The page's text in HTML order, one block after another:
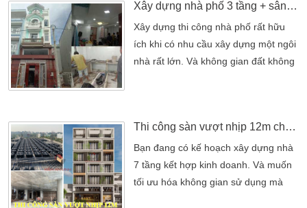
năng sử dụng cũng như cách bố trí
hoàn hảo nhất. Không những thế mà
chi phí xây dựng ngôi nhà cũng phù
hợp với gia đình mình. Giúp gia đình
Xây dựng nhà phố 3 tầng + sân thượng
Xây dựng thi công nhà phố rất hữu
ích khi có nhu cầu xây dựng một ngôi
nhà rất lớn. Và không gian đất không
để có thể xây dựng những ngôi nhà
lớn trong không gian tương đối nhỏ.
Một yếu tố khác được sử dụng rộng
rãi chỉ đơn thuần […]
Thi công sàn vượt nhịp 12m cho nhà 7 tầng kết hợp kinh doanh
Bạn đang có kế hoạch xây dựng nhà
7 tầng kết hợp kinh doanh. Và muốn
tối ưu hóa không gian sử dụng mà